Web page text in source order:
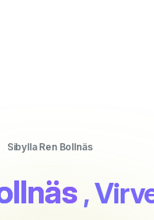
Sibylla Ren Bollnäs
,